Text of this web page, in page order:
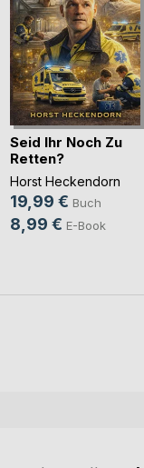
Seid Ihr Noch Zu
Retten?
Horst Heckendorn
19,99 € Buch
8,99 € E-Book